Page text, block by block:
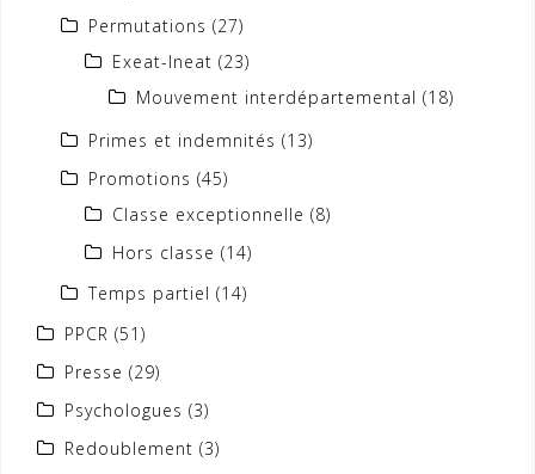
Permutations (27)
Exeat-Ineat (23)
Mouvement interdépartemental (18)
Primes et indemnités (13)
Promotions (45)
Classe exceptionnelle (8)
Hors classe (14)
Temps partiel (14)
PPCR (51)
Presse (29)
Psychologues (3)
Redoublement (3)